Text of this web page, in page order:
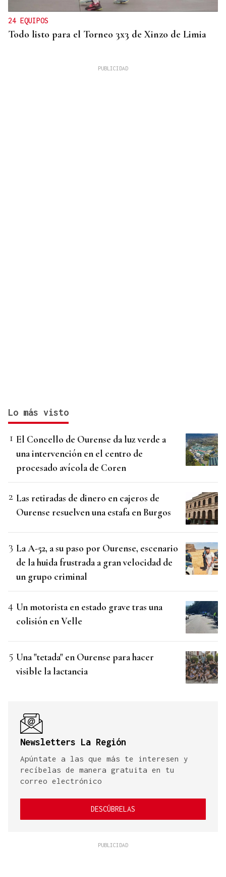
24 EQUIPOS
Todo listo para el Torneo 3x3 de Xinzo de Limia
Lo más visto
El Concello de Ourense da luz verde a
una intervención en el centro de
procesado avícola de Coren
Las retiradas de dinero en cajeros de
Ourense resuelven una estafa en Burgos
La A-52, a su paso por Ourense, escenario
de la huida frustrada a gran velocidad de
un grupo criminal
Un motorista en estado grave tras una
colisión en Velle
Una "tetada" en Ourense para hacer
visible la lactancia
Newsletters La Región
Apúntate a las que más te interesen y
recíbelas de manera gratuita en tu
correo electrónico
DESCÚBRELAS